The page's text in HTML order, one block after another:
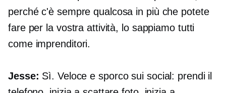
perché c'è sempre qualcosa in più che potete
fare per la vostra attività, lo sappiamo tutti
come imprenditori.
Jesse: Sì. Veloce e sporco sui social: prendi il